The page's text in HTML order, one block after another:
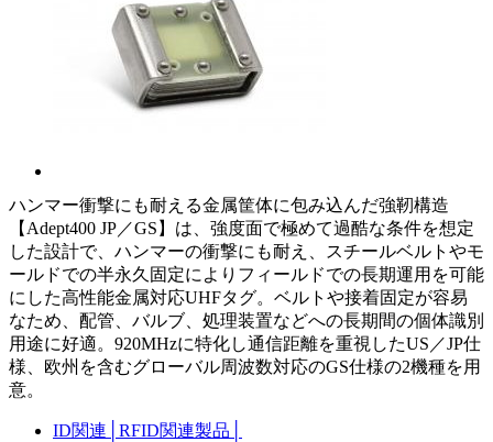
ハンマー衝撃にも耐える金属筐体に包み込んだ強靭構造
【Adept400 JP／GS】は、強度面で極めて過酷な条件を想定
した設計で、ハンマーの衝撃にも耐え、スチールベルトやモ
ールドでの半永久固定によりフィールドでの長期運用を可能
にした高性能金属対応UHFタグ。ベルトや接着固定が容易
なため、配管、バルブ、処理装置などへの長期間の個体識別
用途に好適。920MHzに特化し通信距離を重視したUS／JP仕
様、欧州を含むグローバル周波数対応のGS仕様の2機種を用
意。
ID関連 RFID関連製品